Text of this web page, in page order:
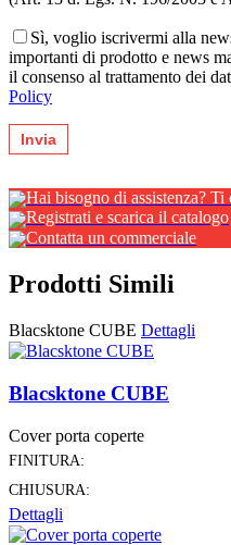
Sì, voglio iscrivermi alla
importanti di prodotto e news
il consenso al trattamento dei
Policy
Hai bisogno di assistenza? Ti
Registrati e scarica il catalogo
Contatta un commerciale
Prodotti Simili
Blacsktone CUBE Dettagli
Blacsktone CUBE
Cover porta coperte
FINITURA:
CHIUSURA:
Dettagli